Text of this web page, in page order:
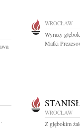
WROCŁAW
Wyrazy
Matki
WROCŁAW
Z głębokim